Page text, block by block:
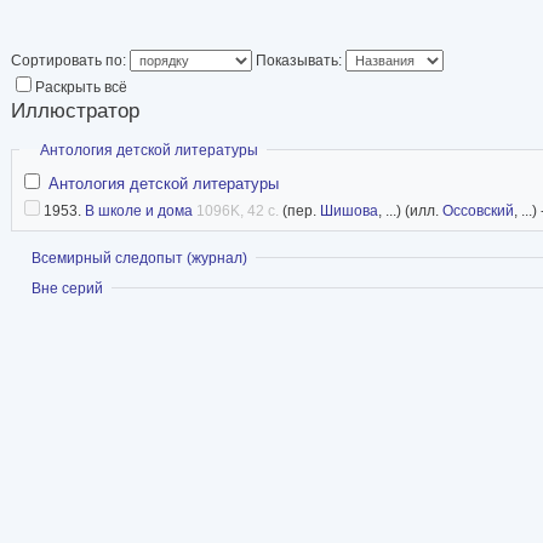
«Отечественная война. 24-я
Советский плакат
ФантЛаб
Википедия
иллюстратор
Сортировать по:
Показывать:
Раскрыть всё
Иллюстратор
Скрыть
Антология детской литературы
Антология детской литературы
1953. В школе и дома 1096K, 42 с. (пер. Шишова, ...) (илл. Оссовский, ...)
Показать
Всемирный следопыт (журнал)
Показать
Вне серий